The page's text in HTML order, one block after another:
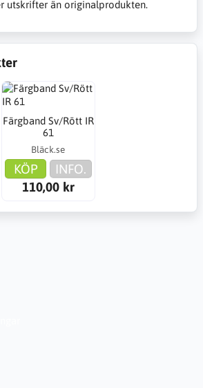
utskrifter än originalprodukten.
Färgband Sv/Rött IR
61
Bläck.se
KÖP
INFO.
110,00 kr